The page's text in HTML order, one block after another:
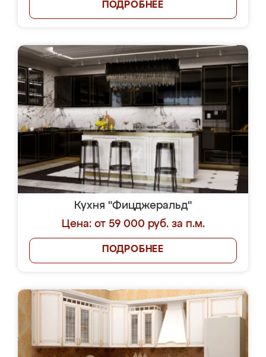
ПОДРОБНЕЕ
Кухня "Фицджеральд"
Цена: от 59 000 руб. за п.м.
ПОДРОБНЕЕ